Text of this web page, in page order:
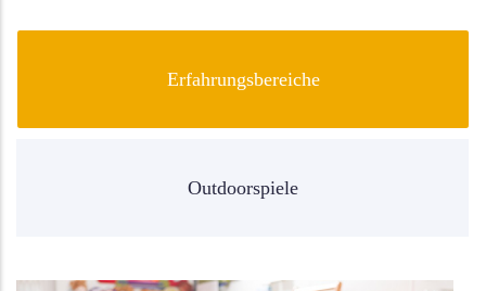
Erfahrungsbereiche
Outdoorspiele